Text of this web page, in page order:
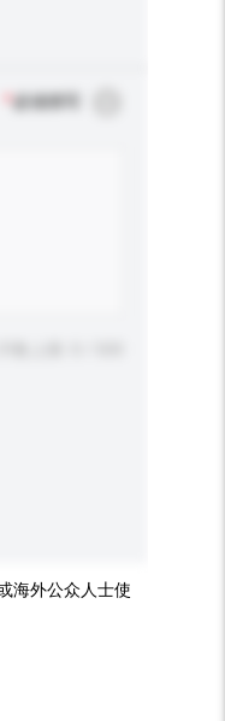
必须填写
海外公众人士使